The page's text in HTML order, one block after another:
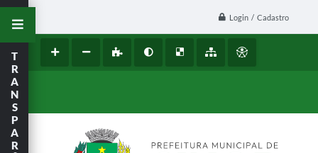
Login / Cadastro
T
R
A
N
S
P
A
R